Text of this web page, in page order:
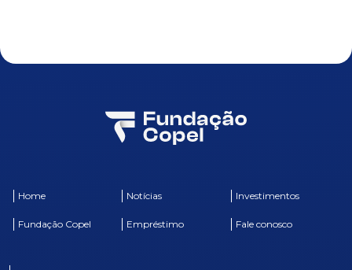
Home Notícias Investimentos
Fundação Copel Empréstimo Fale conosco